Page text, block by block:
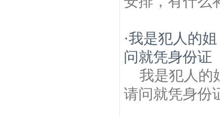
·我是犯人的
问就凭身份证
我是犯人的
请问就凭身份